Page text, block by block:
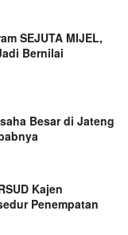
SEJUTA MIJEL,
Bernilai
Besar di Jateng
Kajen
Penempatan